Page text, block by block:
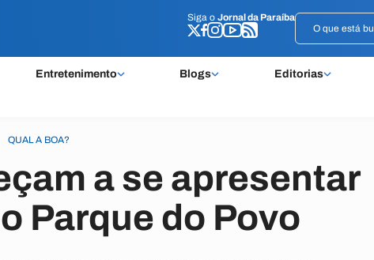
Siga o Jornal da Paraíba
Entretenimento Blogs Editorias
Siga o Jornal da Paraíba
QUAL A BOA?
a se apresentar
Parque do Povo